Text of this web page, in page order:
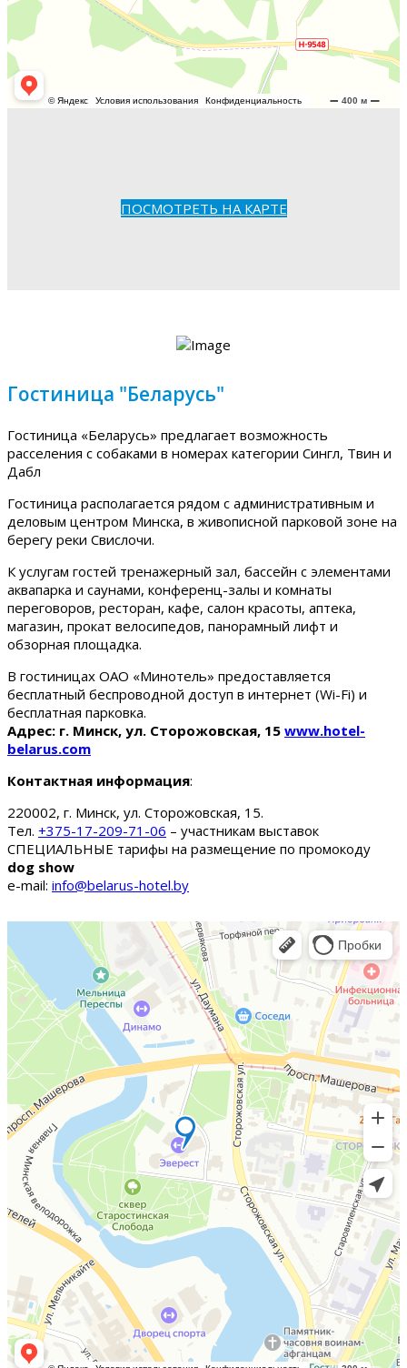
ПОСМОТРЕТЬ НА КАРТЕ
Гостиница "Беларусь"
Гостиница «Беларусь» предлагает возможность
расселения с собаками в номерах категории Сингл, Твин и
Дабл
Гостиница располагается рядом с административным и
деловым центром Минска, в живописной парковой зоне на
берегу реки Свислочи.
К услугам гостей тренажерный зал, бассейн с элементами
аквапарка и саунами, конференц-залы и комнаты
переговоров, ресторан, кафе, салон красоты, аптека,
магазин, прокат велосипедов, панорамный лифт и
обзорная площадка.
В гостиницах ОАО «Минотель» предоставляется
бесплатный беспроводной доступ в интернет (Wi-Fi) и
бесплатная парковка.
Адрес: г. Минск, ул. Сторожовская, 15 www.hotel-
belarus.com
Контактная информация:
220002, г. Минск, ул. Сторожовская, 15.
Тел. +375-17-209-71-06 – участникам выставок
СПЕЦИАЛЬНЫЕ тарифы на размещение по промокоду
dog show
e-mail: info@belarus-hotel.by